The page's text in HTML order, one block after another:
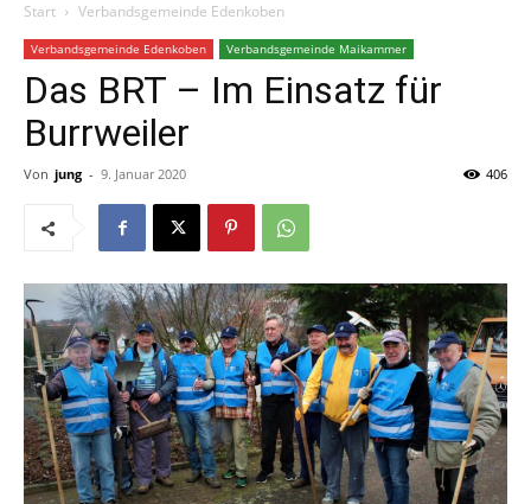
Start Verbandsgemeinde Edenkoben
Verbandsgemeinde Edenkoben Verbandsgemeinde Maikammer
Das BRT – Im Einsatz für
Burrweiler
Von jung - 9. Januar 2020 406